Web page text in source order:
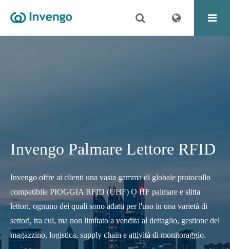
Invengo Palmare Lettore RFID
Invengo offre ai clienti una vasta gamma di globale protocollo
compatibile PIOGGIA RFID (UHF) O HF palmare e slitta
lettori, ognuno dei quali sono adatti per l'uso in una varietà di
settori, tra cui, ma non limitato a vendita al dettaglio, gestione del
magazzino, logistica, supply chain e attività di monitoraggio.